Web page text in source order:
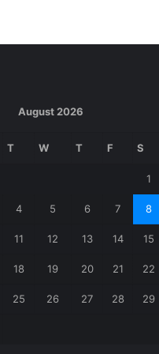
August 2026
T W T F S
1
4 5 6 7 8
11 12 13 14 15
18 19 20 21 22
25 26 27 28 29